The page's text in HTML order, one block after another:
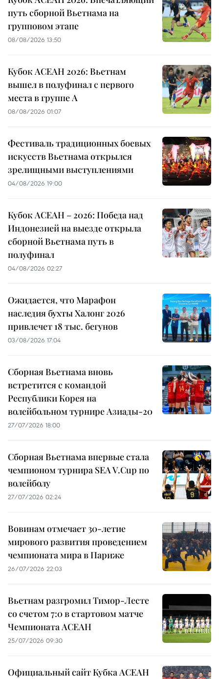
путь сборной Вьетнама на
групповом этапе
08/08/2026 13:50
Кубок АСЕАН 2026: Вьетнам
вышел в полуфинал с первого
места в группе A
08/08/2026 01:07
Фестиваль традиционных боевых
искусств Вьетнама открылся
зрелищными выступлениями
04/08/2026 19:00
Кубок АСЕАН – 2026: Победа над
Индонезией на выезде открыла
сборной Вьетнама путь в
полуфинал
04/08/2026 02:27
Ожидается, что Марафон
наследия бухты Халонг 2026
привлечет 18 тыс. бегунов
03/08/2026 17:04
Сборная Вьетнама вновь
встретится с командой
Республики Корея на
волейбольном турнире Азиады-20
27/07/2026 18:00
Сборная Вьетнама впервые стала
чемпионом турнира SEA V.Cup по
волейболу
27/07/2026 02:24
Вовинам отмечает 30-летие
мирового развития проведением
чемпионата мира в Париже
26/07/2026 22:03
Вьетнам разгромил Тимор-Лесте
со счетом 7:0 в стартовом матче
Чемпионата АСЕАН
25/07/2026 09:30
Официальный сайт Кубка АСЕАН